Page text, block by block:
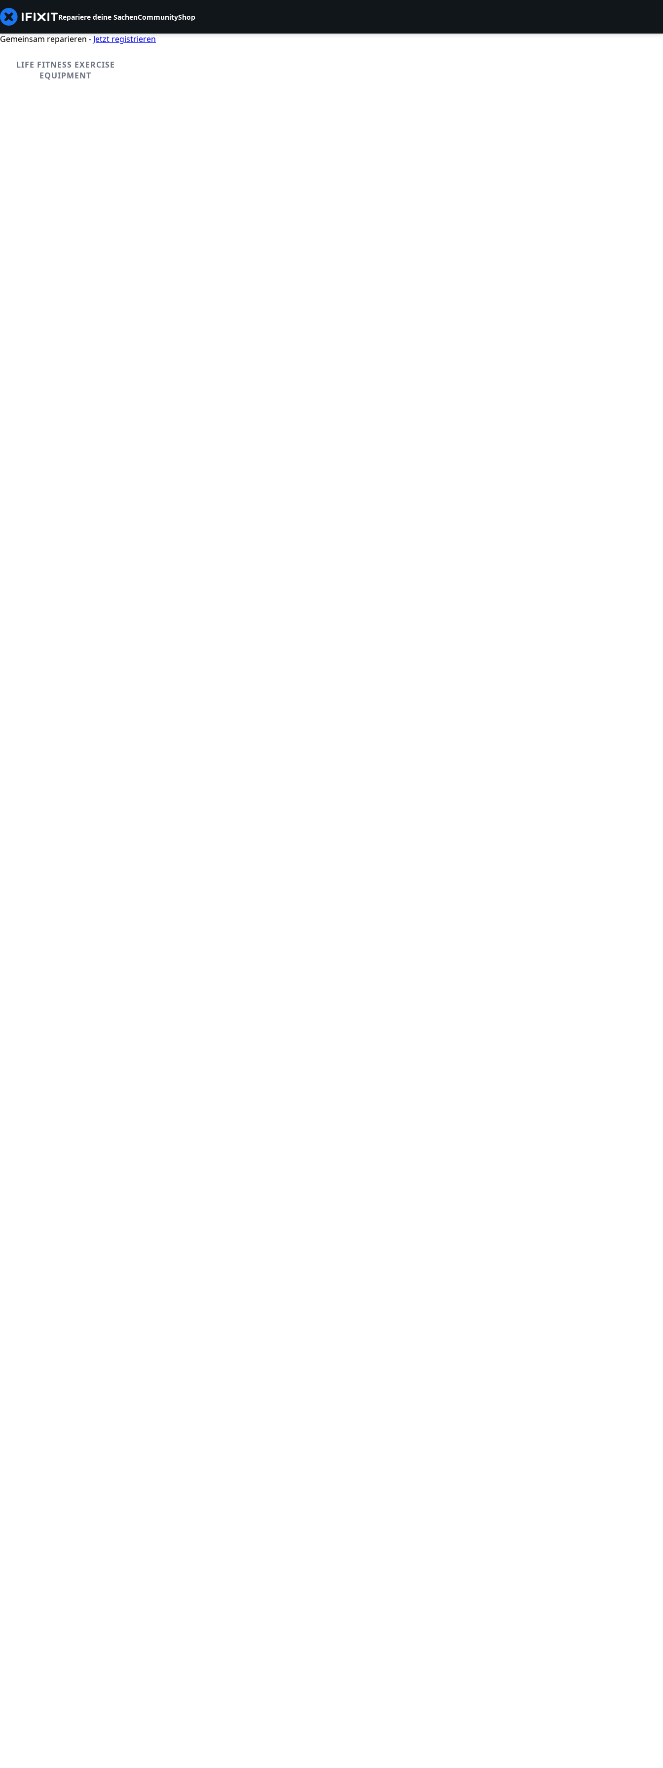
Repariere deine SachenCommunityShop
Gemeinsam reparieren - Jetzt registrieren
LIFE FITNESS EXERCISE
EQUIPMENT